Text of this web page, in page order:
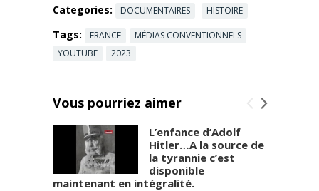
vous
dans la ...
Categories: DOCUMENTAIRES HISTOIRE
Tags: FRANCE
MÉDIAS CONVENTIONNELS
YOUTUBE
2023
Vous pourriez aimer
L’enfance d’Adolf
Hitler…A la source de
la tyrannie c’est
disponible
maintenant en intégralité.